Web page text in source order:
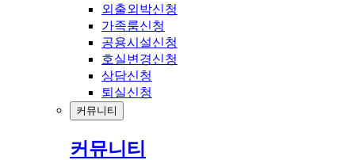
외출외박신청
가족룸신청
공용시설신청
호실변경신청
상담신청
퇴실신청
커뮤니티
커뮤니티